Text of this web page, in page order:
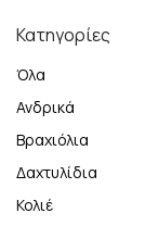
Κατηγορίες
Όλα
Ανδρικά
Βραχιόλια
Δαχτυλίδια
Κολιέ